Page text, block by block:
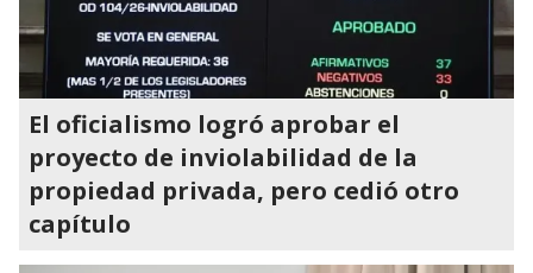
El oficialismo logró aprobar el
proyecto de inviolabilidad de la
propiedad privada, pero cedió otro
capítulo